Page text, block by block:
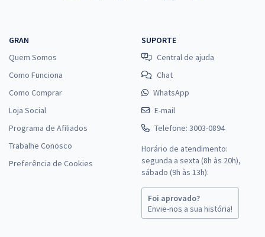
GRAN
Quem Somos
Como Funciona
Como Comprar
Loja Social
Programa de Afiliados
Trabalhe Conosco
Preferência de Cookies
SUPORTE
Central de ajuda
Chat
WhatsApp
E-mail
Telefone: 3003-0894
Horário de atendimento:
segunda a sexta (8h às 20h),
sábado (9h às 13h).
Foi aprovado?
Envie-nos a sua história!